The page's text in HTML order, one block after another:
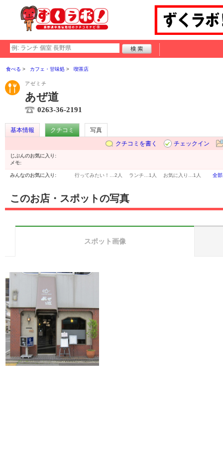
食べる カフェ・甘味処 喫茶店
アゼミチ
あぜ道
0263-36-2191
基本情報 クチコミ
写真
クチコミを書く
チェックイン
じぶんのお気に入り:
メモ:
みんなのお気に入り: 行ってみたい！… 2人 ランチ… 1人 お気に入り… 1人 全
このお店・スポットの写真
スポット画像